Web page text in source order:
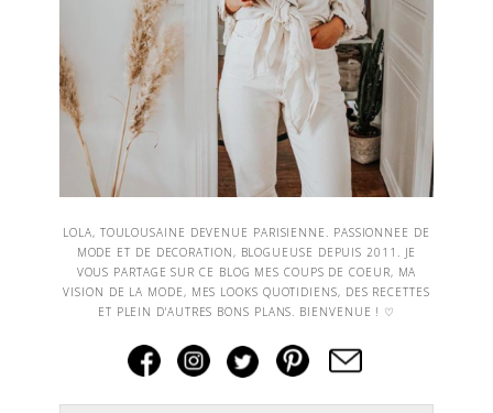
LOLA, TOULOUSAINE DEVENUE PARISIENNE. PASSIONNEE DE
MODE ET DE DECORATION, BLOGUEUSE DEPUIS 2011. JE
VOUS PARTAGE SUR CE BLOG MES COUPS DE COEUR, MA
VISION DE LA MODE, MES LOOKS QUOTIDIENS, DES RECETTES
ET PLEIN D'AUTRES BONS PLANS. BIENVENUE ! ♡